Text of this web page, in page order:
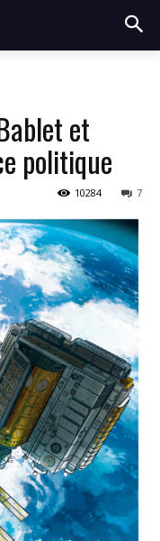
et
politique
7
10284